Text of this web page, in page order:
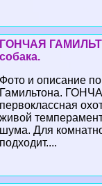
ГОНЧАЯ
собака.
Фото и описание
Гамильтона.
первоклассная
живой
шума. Для
подходит....